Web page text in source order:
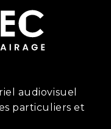
audiovisuel
particuliers et